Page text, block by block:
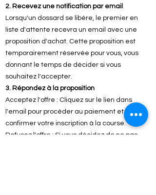
2. Recevez une notification par email
Lorsqu'un dossard se libère, le premier en
liste d'attente recevra un email avec une
proposition d'achat. Cette proposition est
temporairement réservée pour vous, vous
donnant le temps de décider si vous
souhaitez l'accepter.
3. Répondez à la proposition
Acceptez l'offre : Cliquez sur le lien dans
l'email pour procéder au paiement et
confirmer votre inscription à la course.
Refusez l'offre : Si vous décidez de ne pas